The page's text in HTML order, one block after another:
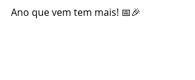
Ano que vem tem mais! 📅🎉